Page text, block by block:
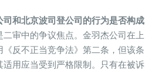
司和北京波司登公司的行为是否构成
二审中的争议焦点。金羽杰公司在上
反不正当竞争法》第二条，但该条
用应当受到严格限制。只有在被诉